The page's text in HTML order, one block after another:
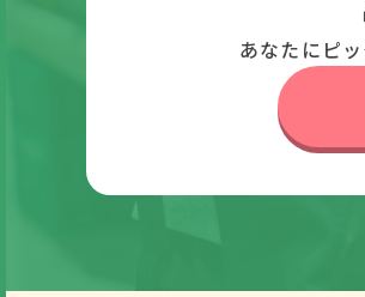
あなたにピ